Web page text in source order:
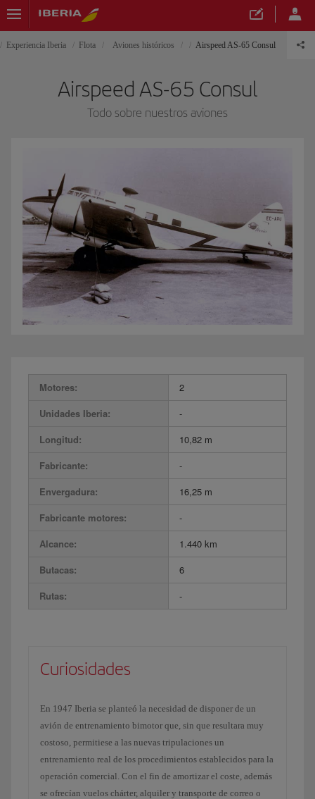
Experiencia Iberia Flota Aviones históricos Airspeed AS-65 Consul
Airspeed AS-65 Consul
Todo sobre nuestros aviones
Motores:
2
Unidades Iberia:
-
Longitud:
10,82 m
Fabricante:
-
Envergadura:
16,25 m
Fabricante motores:
-
Alcance:
1.440 km
Butacas:
6
Rutas:
-
Curiosidades
En 1947 Iberia se planteó la necesidad de disponer de un
avión de entrenamiento bimotor que, sin que resultara muy
costoso, permitiese a las nuevas tripulaciones un
entrenamiento real de los procedimientos establecidos para la
operación comercial. Con el fin de amortizar el coste, además
se ofrecían vuelos chárter, alquiler y transporte de correo o